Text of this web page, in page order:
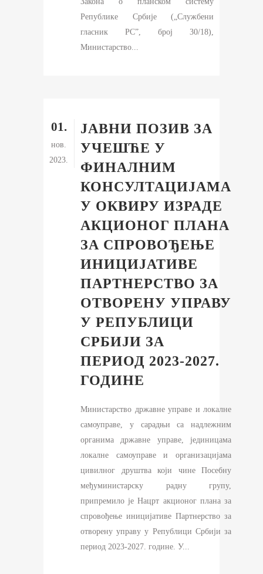
Републике Србије („Службени
гласник РСˮ, број 30/18),
Министарство...
01.
нов.
2023.
ЈАВНИ ПОЗИВ ЗА
УЧЕШЋЕ У
ФИНАЛНИМ
КОНСУЛТАЦИЈАМА
У ОКВИРУ ИЗРАДЕ
АКЦИОНОГ ПЛАНА
ЗА СПРОВОЂЕЊЕ
ИНИЦИЈАТИВЕ
ПАРТНЕРСТВО ЗА
ОТВОРЕНУ УПРАВУ
У РЕПУБЛИЦИ
СРБИЈИ ЗА
ПЕРИОД 2023-2027.
ГОДИНЕ
Министарство државне управе и локалне
самоуправе, у сарадњи са надлежним
органима државне управе, јединицама
локалне самоуправе и организацијама
цивилног друштва који чине Посебну
међуминистарску радну групу,
припремило је Нацрт акционог плана за
спровођење иницијативе Партнерство за
отворену управу у Републици Србији за
период 2023-2027. године. У...